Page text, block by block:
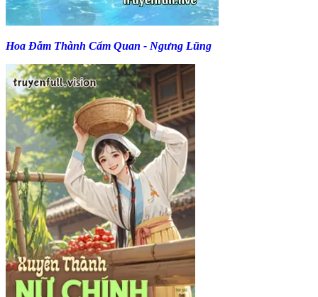
Hoa Đẫm Thành Cẩm Quan - Ngưng Lũng